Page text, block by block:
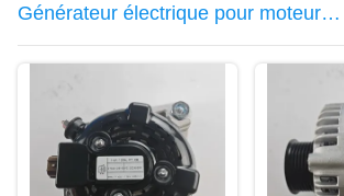
Générateur électrique pour moteur
automobile